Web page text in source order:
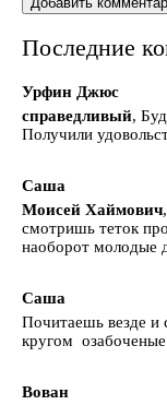
Последние
Урфин Джюс
справедливый,
Получили
Саша
Моисей Хаймович
смотришь теток
наоборот молодые
Саша
Почитаешь везде и
кругом озабоченые
Вован